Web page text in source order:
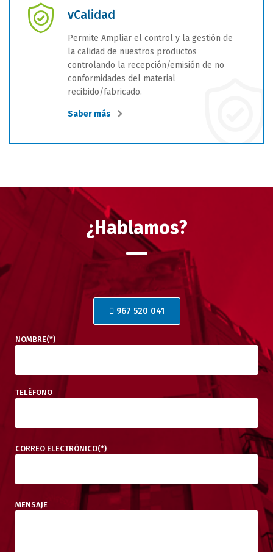
vCalidad
Permite Ampliar el control y la gestión de
la calidad de nuestros productos
controlando la recepción/emisión de no
conformidades del material
recibido/fabricado.
Saber más
¿Hablamos?
967 520 041
NOMBRE(*)
TELÉFONO
CORREO ELECTRÓNICO(*)
MENSAJE